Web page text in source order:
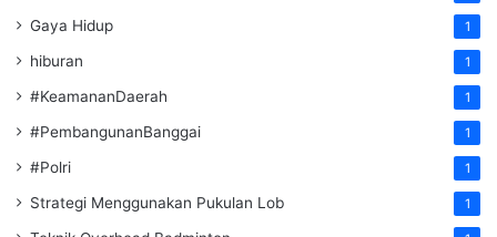
Gaya Hidup 1
hiburan 1
#KeamananDaerah 1
#PembangunanBanggai 1
#Polri 1
Strategi Menggunakan Pukulan Lob 1